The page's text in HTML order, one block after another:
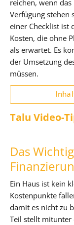
reichen, wenn
Verfügung stehen
einer Checklist ist
Kosten, die ohne
als erwartet. Es
der Umsetzung
müssen.
Talu Video-
Das
Ein Haus ist kein
Kostenpunkte
damit es nicht zu
Teil stellt mitunter